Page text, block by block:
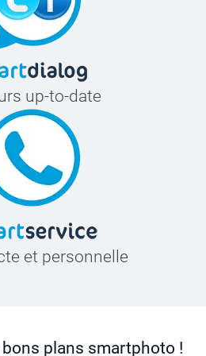
up-to-date
et personnelle
plans smartphoto !